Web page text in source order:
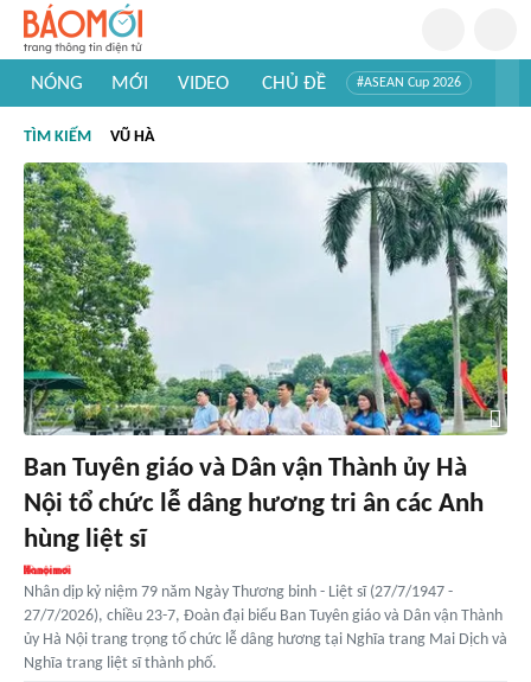
NÓNG MỚI VIDEO CHỦ ĐỀ #ASEAN Cup 2026
#Khám phá thế giới
TÌM KIẾM VŨ HÀ
Ban Tuyên giáo và Dân vận Thành ủy Hà
Nội tổ chức lễ dâng hương tri ân các Anh
hùng liệt sĩ
Nhân dịp kỷ niệm 79 năm Ngày Thương binh - Liệt sĩ (27/7/1947 -
27/7/2026), chiều 23-7, Đoàn đại biểu Ban Tuyên giáo và Dân vận Thành
ủy Hà Nội trang trọng tổ chức lễ dâng hương tại Nghĩa trang Mai Dịch và
Nghĩa trang liệt sĩ thành phố.